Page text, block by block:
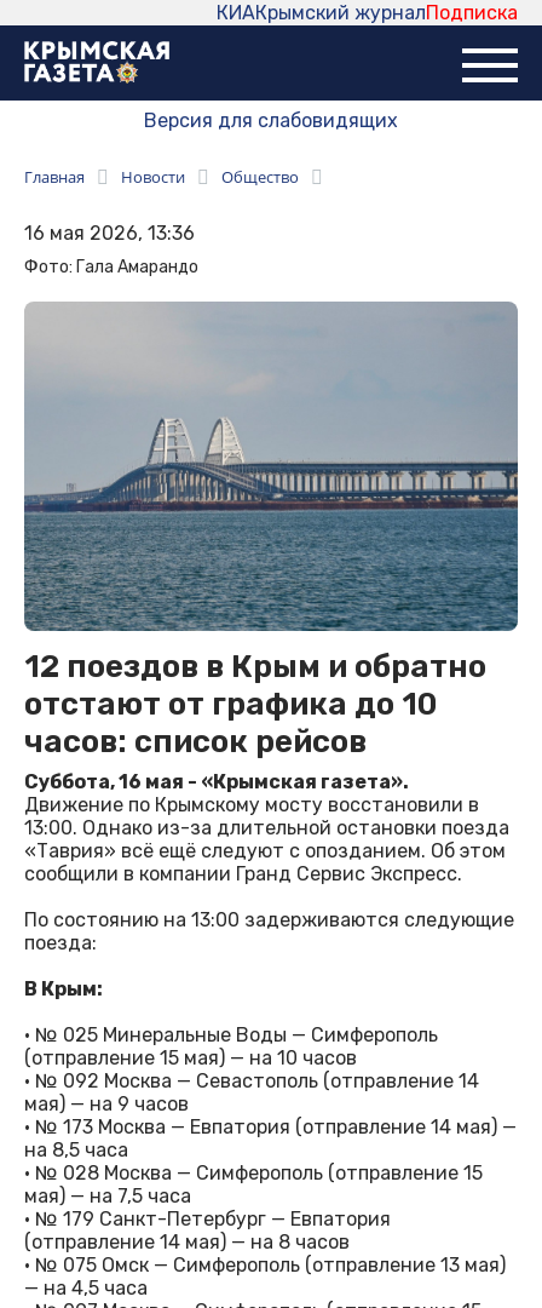
Подписка
Крымский журнал
КИА
Версия для слабовидящих
Главная Новости Общество
16 мая 2026, 13:36
Фото: Гала Амарандо
12 поездов в Крым и обратно
отстают от графика до 10
часов: список рейсов
Суббота, 16 мая - «Крымская газета».
Движение по Крымскому мосту восстановили в
13:00. Однако из-за длительной остановки поезда
«Таврия» всё ещё следуют с опозданием. Об этом
сообщили в компании Гранд Сервис Экспресс.
По состоянию на 13:00 задерживаются следующие
поезда:
В Крым:
· № 025 Минеральные Воды — Симферополь
(отправление 15 мая) — на 10 часов
· № 092 Москва — Севастополь (отправление 14
мая) — на 9 часов
· № 173 Москва — Евпатория (отправление 14 мая) —
на 8,5 часа
· № 028 Москва — Симферополь (отправление 15
мая) — на 7,5 часа
· № 179 Санкт-Петербург — Евпатория
(отправление 14 мая) — на 8 часов
· № 075 Омск — Симферополь (отправление 13 мая)
— на 4,5 часа